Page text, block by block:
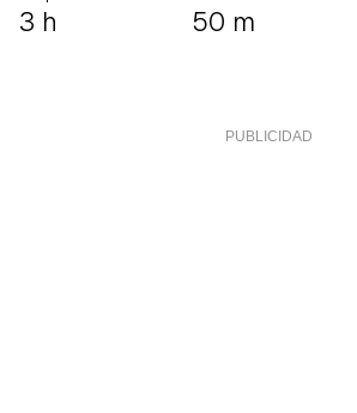
3 h 50 m